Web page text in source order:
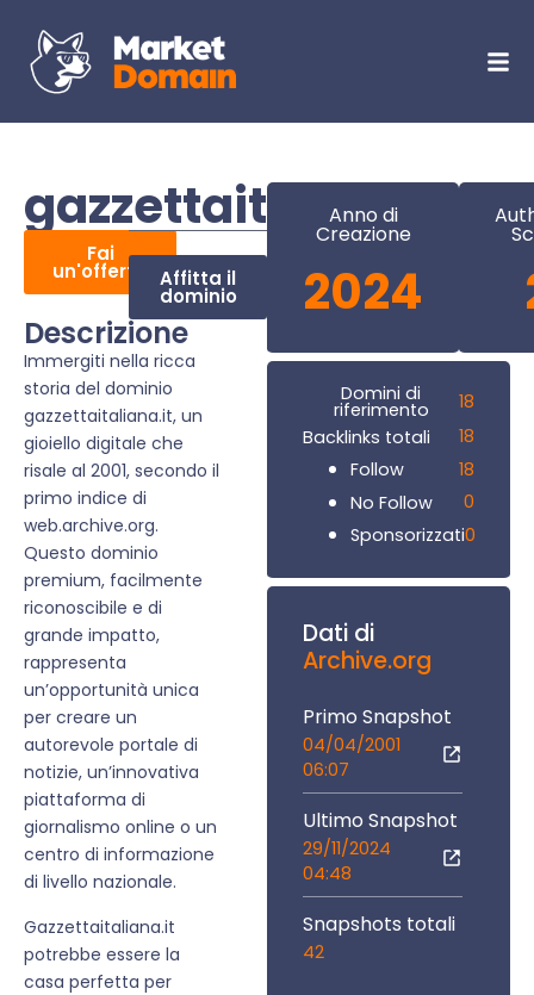
gazzettaitaliana.it
Fai
un'offerta Affitta il
dominio
Descrizione
Immergiti nella ricca
storia del dominio
gazzettaitaliana.it, un
gioiello digitale che
risale al 2001, secondo il
primo indice di
web.archive.org.
Questo dominio
premium, facilmente
riconoscibile e di
grande impatto,
rappresenta
un’opportunità unica
per creare un
autorevole portale di
notizie, un’innovativa
piattaforma di
giornalismo online o un
centro di informazione
di livello nazionale.
Gazzettaitaliana.it
potrebbe essere la
casa perfetta per
Anno di
Creazione
2024
Domini di
riferimento
18
Backlinks totali
18
Follow
18
No Follow
0
Sponsorizzati0
Dati di
Archive.org
Primo Snapshot
04/04/2001
06:07
Ultimo Snapshot
29/11/2024
04:48
Snapshots totali
42